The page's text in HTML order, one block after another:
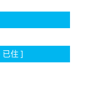
住 ]